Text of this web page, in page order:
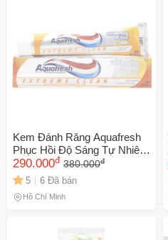
Kem Đánh Răng Aquafresh
Phục Hồi Độ Sáng Tự Nhiên
158.7g - Chống Sâu Răng,
Làm Sáng Răng, Hơi Thở
Thơm Mát, Chăm Sóc Răng
Miệng Từ Anh
290.000đ 380.000đ
5 6 Đã bán
Hồ Chí Minh